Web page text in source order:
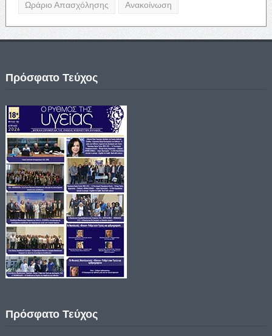
Ωράριο Απασχόλησης Ανακοίνωση
Πρόσφατο Τεύχος
Πρόσφατο Τεύχος